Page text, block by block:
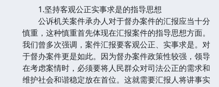
1.坚持客观公正实事求是的指导思想
公诉机关案件承办人对于督办案件的汇报应当十分
慎重，这种慎重首先体现在汇报案件的指导思想方面。
我们曾多次强调，案件汇报要客观公正、实事求是。对
于督办案件更是如此。因为督办案件政策性较强，领导
在考虑案情时，必须要将人民群众对司法公正的需求和
维护社会和谐稳定放在首位。这就需要汇报人将讲事实